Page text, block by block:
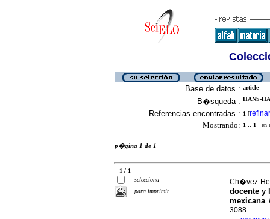
Base de datos : article
B�squeda : HANS-
Referencias encontradas : 1 [refinar
Mostrando: 1 .. 1 en
p�gina 1 de 1
1 / 1
selecciona
para imprimir
Ch�vez-
docente y
mexicana.
3088